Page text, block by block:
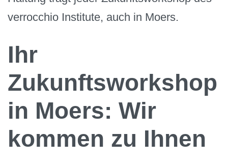
verrocchio Institute, auch in Moers.
Ihr
Zukunftsworkshop
in Moers: Wir
kommen zu Ihnen